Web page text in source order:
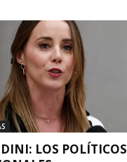
LOS POLÍTICOS